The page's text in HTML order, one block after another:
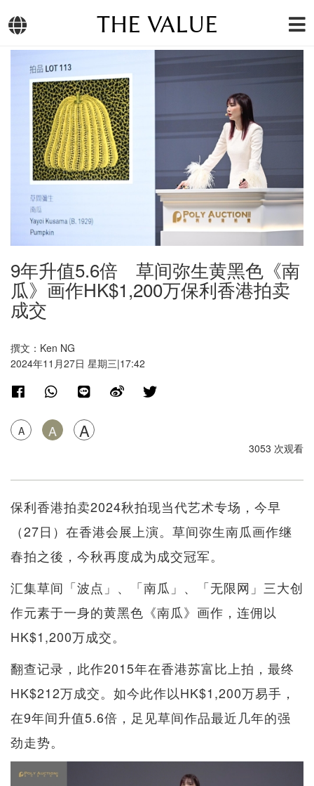
THE VALUE
9年升值5.6倍 草间弥生黄黑色《南
瓜》画作HK$1,200万保利香港拍卖
成交
撰文：Ken NG
2024年11月27日 星期三|17:42
A A A
3053 次观看
保利香港拍卖2024秋拍现当代艺术专场，今早
（27日）在香港会展上演。草间弥生南瓜画作继
春拍之後，今秋再度成为成交冠军。
汇集草间「波点」、「南瓜」、「无限网」三大创
作元素于一身的黄黑色《南瓜》画作，连佣以
HK$1,200万成交。
翻查记录，此作2015年在香港苏富比上拍，最终
HK$212万成交。如今此作以HK$1,200万易手，
在9年间升值5.6倍，足见草间作品最近几年的强
劲走势。